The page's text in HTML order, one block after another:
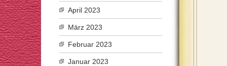
April 2023
März 2023
Februar 2023
Januar 2023